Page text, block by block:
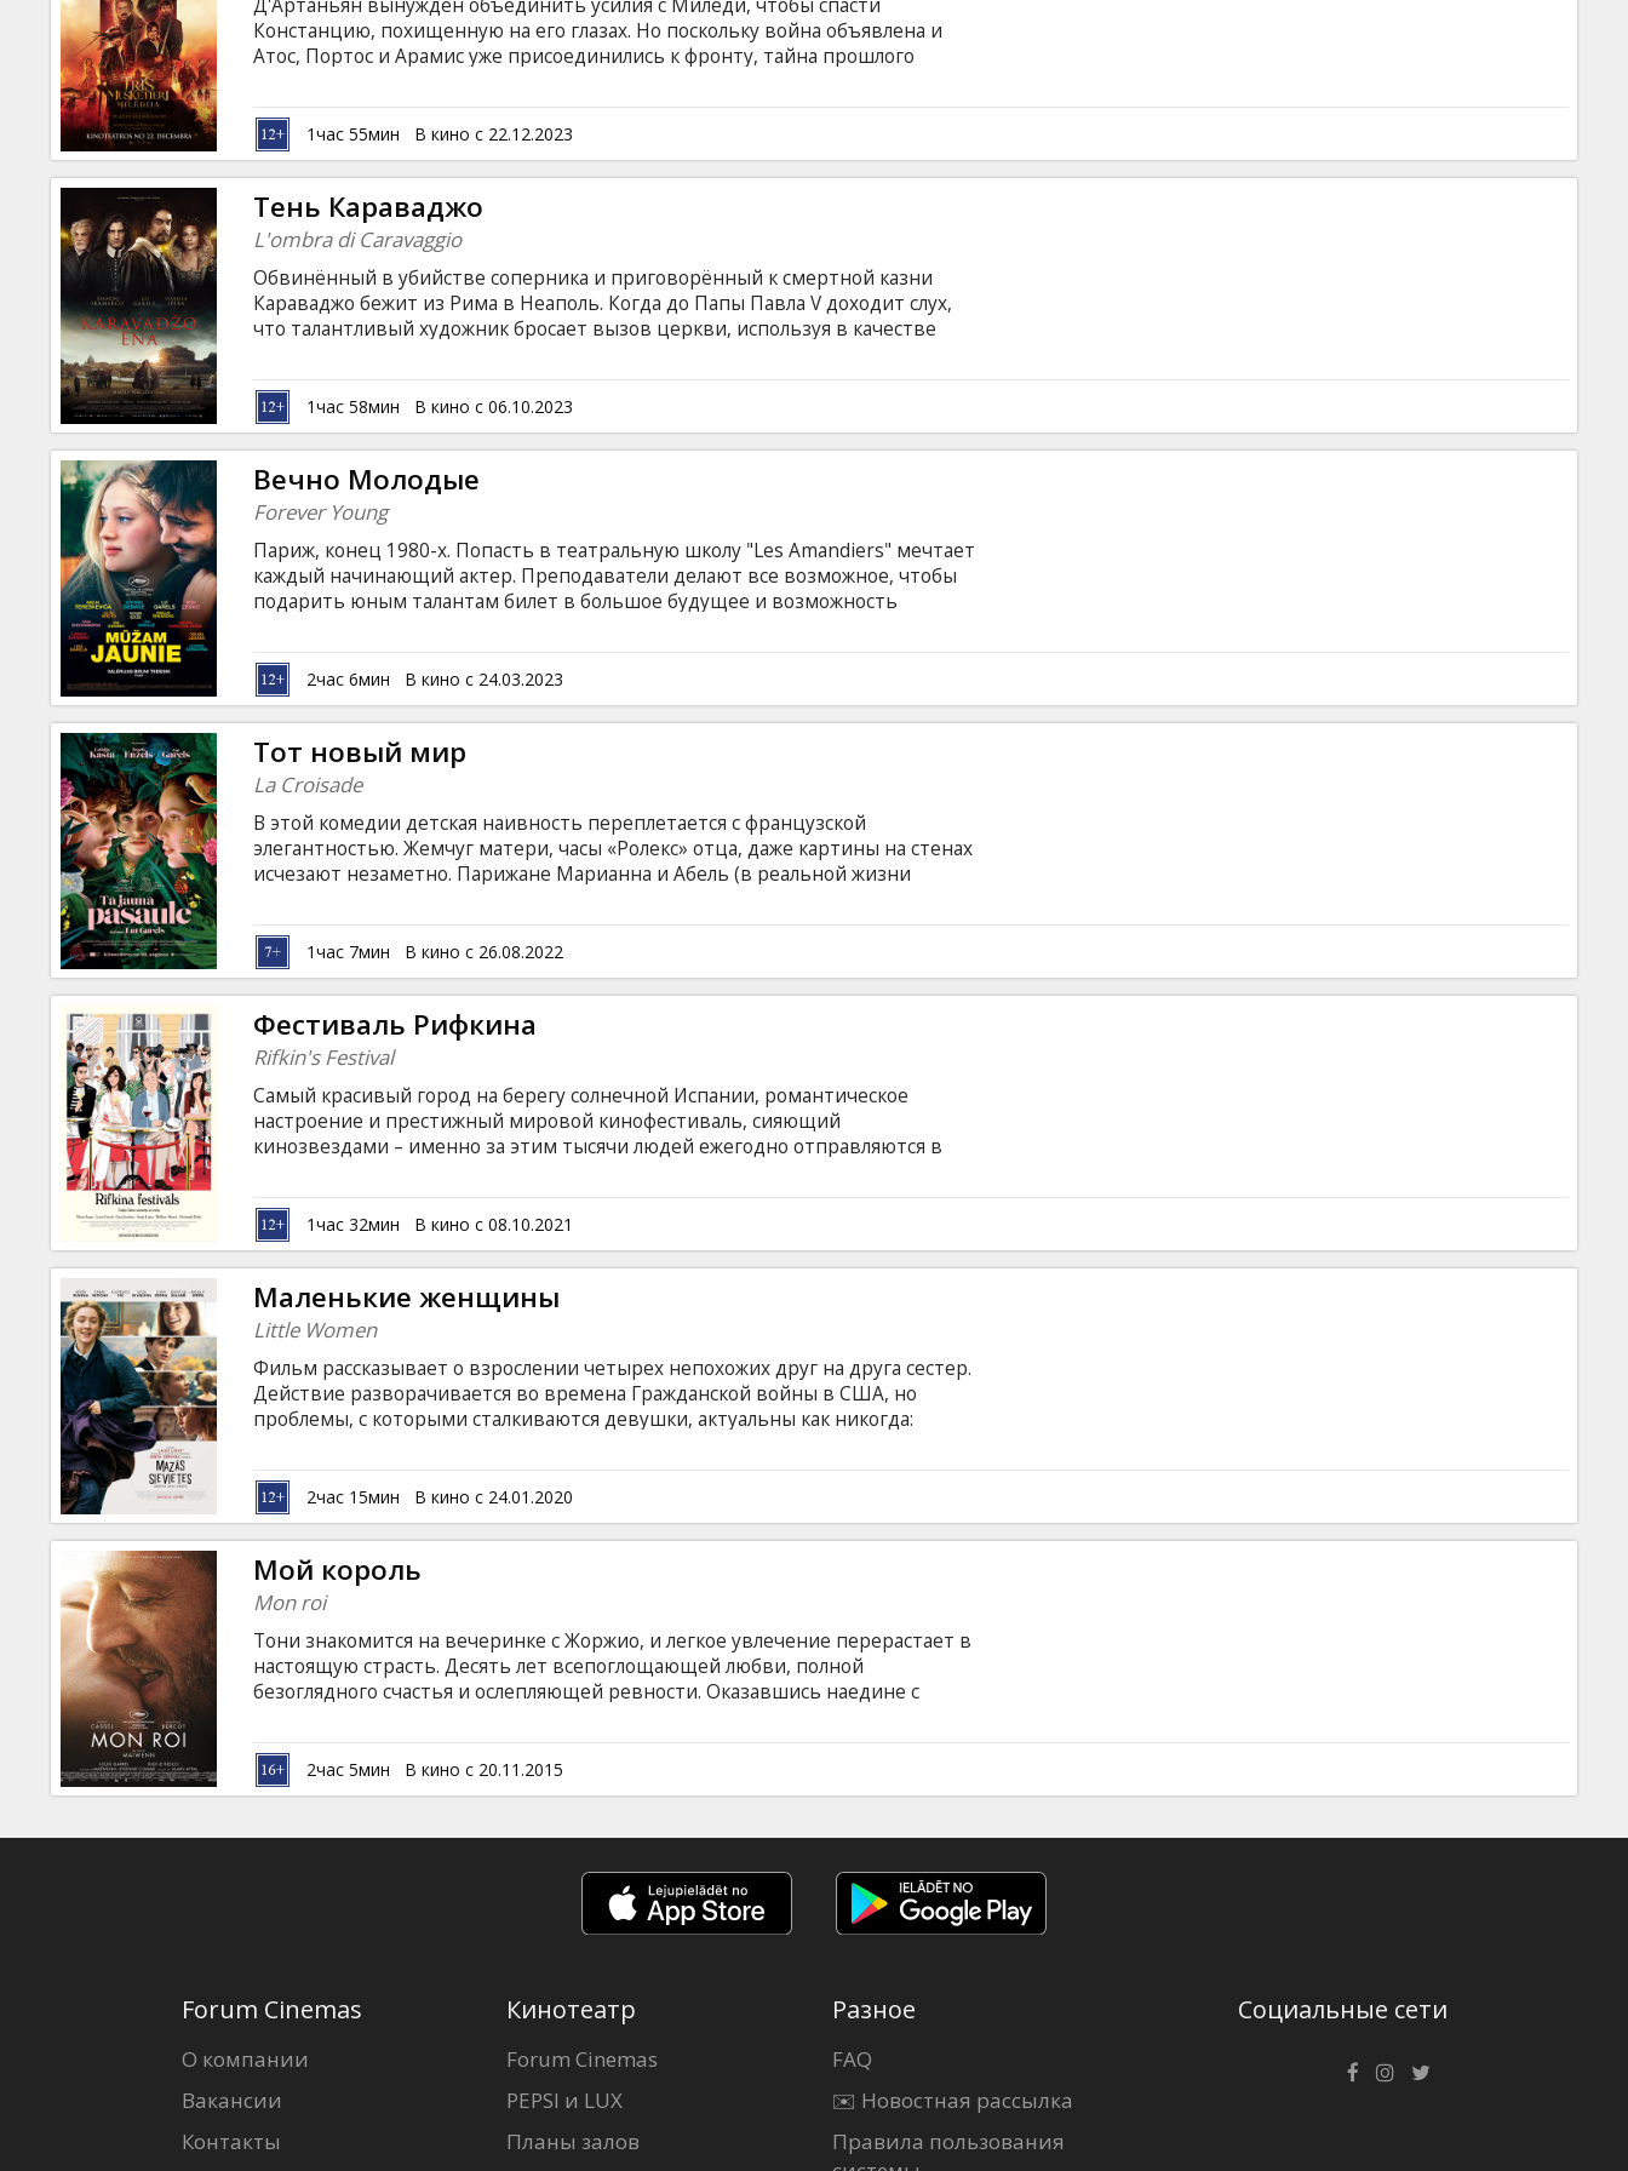
Констанцию, похищенную на его глазах. Но поскольку война объявлена и
Атос, Портос и Арамис уже присоединились к фронту, тайна прошлого
латышском и русском языках.
1час 55мин В кино с 22.12.2023
Тень Караваджо
L'ombra di Caravaggio
Обвинённый в убийстве соперника и приговорённый к смертной казни
Караваджо бежит из Рима в Неаполь. Когда до Папы Павла V доходит слух,
что талантливый художник бросает вызов церкви, используя в качестве
тот обращается к секретной службе Ватикана. В Неаполь с расследованием
направляется Тень, тайный посланник, в чьих руках теперь находится
судьба скандального гения. Фильм на итальянском, французском,
английском, латинском языках с субтитрами на латышском и русском языках.
1час 58мин В кино с 06.10.2023
Вечно Молодые
Forever Young
Париж, конец 1980-х. Попасть в театральную школу "Les Amandiers" мечтает
каждый начинающий актер. Преподаватели делают все возможное, чтобы
подарить юным талантам билет в большое будущее и возможность
Молодые парижане оказываются в числе счастливчиков, зачисленных в
престижное учебное заведение. Им только что исполнилось 20, они полны
надежд и ярких амбиций. Фильм на французском языке с субтитрами на
латышском и русском языках.
2час 6мин В кино с 24.03.2023
Тот новый мир
La Croisade
В этой комедии детская наивность переплетается с французской
элегантностью. Жемчуг матери, часы «Ролекс» отца, даже картины на стенах
исчезают незаметно. Парижане Марианна и Абель (в реальной жизни
шокированы — их сын, юный максималист Жо-зеф, продает семейные вещи,
чтобы собрать деньги на секретный проект по спасе-нию планеты. Юмор и
оптимизм действительно спасут мир! Фильм на французском языке с
субтитрами на латышском и русском языках.
1час 7мин В кино с 26.08.2022
Фестиваль Рифкина
Rifkin's Festival
Самый красивый город на берегу солнечной Испании, романтическое
настроение и престижный мировой кинофестиваль, сияющий
кинозвездами – именно за этим тысячи людей ежегодно отправляются в
реальной. Их затягивает в водоворот соблазнов и приключений, где жанры
стремительно сменяют друг друга словно эмоции влюбленных. Фильм на
английском языке с субтитрами на латышском и русском языках.
1час 32мин В кино с 08.10.2021
Маленькие женщины
Little Women
Фильм рассказывает о взрослении четырех непохожих друг на друга сестер.
Действие разворачивается во времена Гражданской войны в США, но
проблемы, с которыми сталкиваются девушки, актуальны как никогда:
поиски себя и своего места в жизни. Фильм на английском языке с
субтитрами на латышском и русском языках.
2час 15мин В кино с 24.01.2020
Мой король
Mon roi
Тони знакомится на вечеринке с Жоржио, и легкое увлечение перерастает в
настоящую страсть. Десять лет всепоглощающей любви, полной
безоглядного счастья и ослепляющей ревности. Оказавшись наедине с
Кто был этот человек? Кем она стала рядом с ним? Фильм на французском
языке с субтитрами на латышском и русском языках.
2час 5мин В кино с 20.11.2015
Forum Cinemas
О компании
Вакансии
Контакты
Кинотеатр
Forum Cinemas
PEPSI и LUX
Планы залов
Разное
FAQ
✉️ Новостная рассылка
Правила пользования
Социальные сети